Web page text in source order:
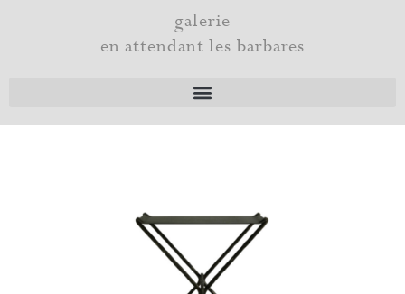
galerie
en attendant les barbares